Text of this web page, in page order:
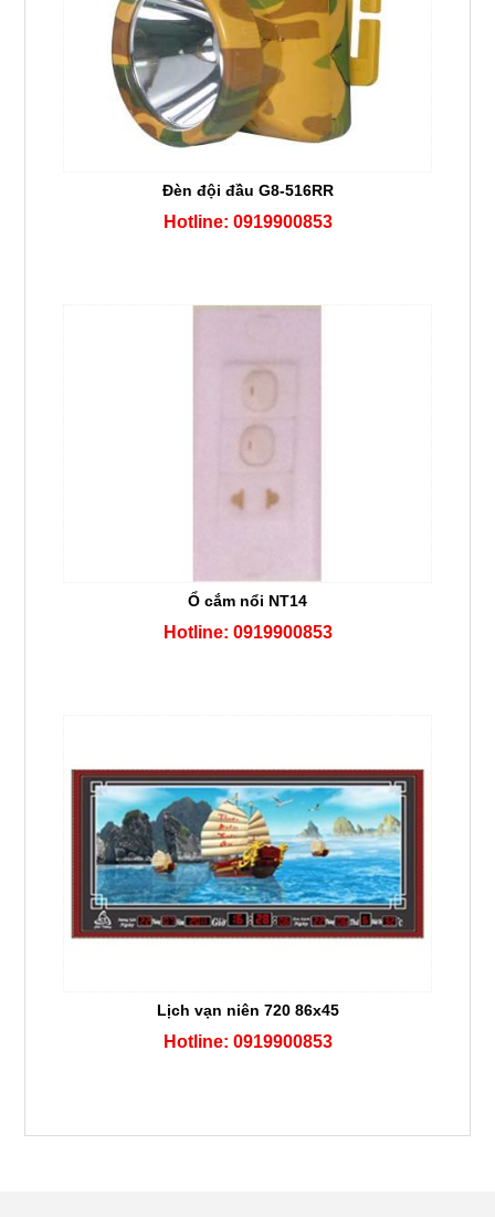
Đèn đội đầu G8-516RR
Hotline: 0919900853
Ổ cắm nổi NT14
Hotline: 0919900853
Lịch vạn niên 720 86x45
Hotline: 0919900853